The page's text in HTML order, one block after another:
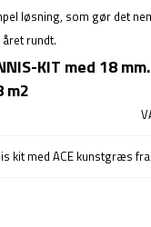
løsning, som gør det
rundt.
KIT med 18
m2
kit med ACE kunstgræs